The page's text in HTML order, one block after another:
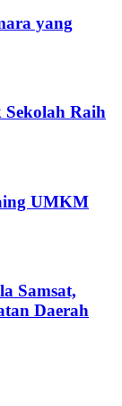
yang
Raih
UMKM
Samsat,
Daerah